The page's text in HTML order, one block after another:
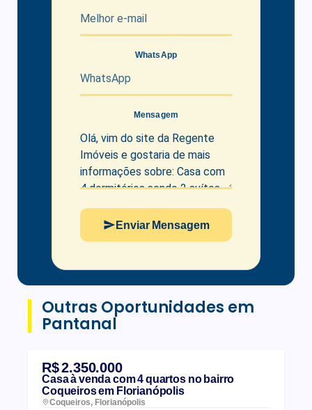
WhatsApp
Mensagem
Enviar Mensagem
Outras Oportunidades em
Pantanal
R$ 2.350.000
Casa à venda com 4 quartos no bairro
Coqueiros em Florianópolis
Coqueiros, Florianópolis